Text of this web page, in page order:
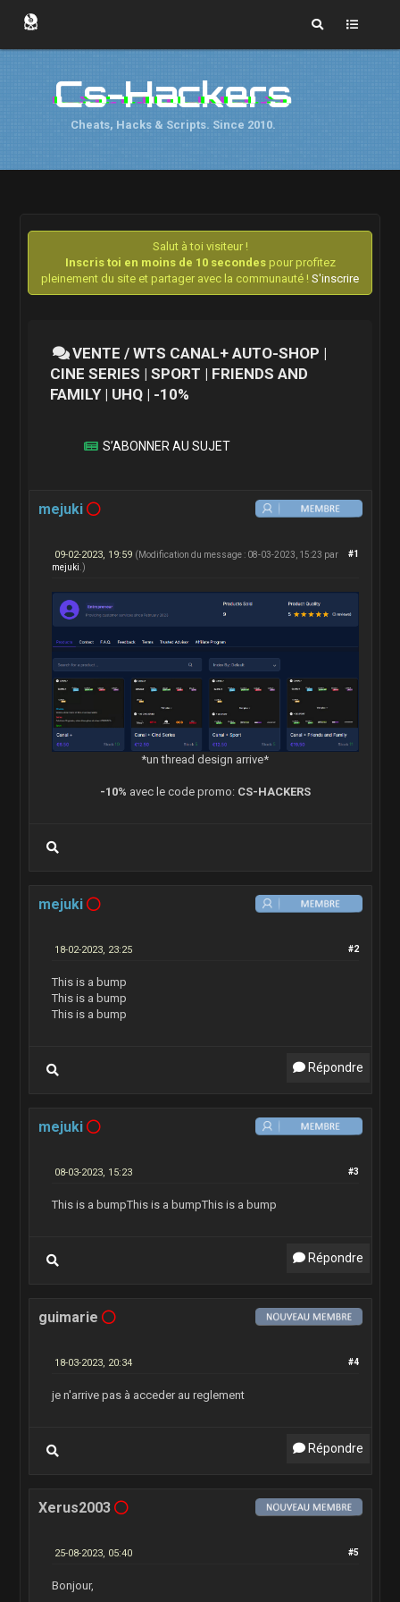
Cs-Hackers
Cheats, Hacks & Scripts. Since 2010.
Salut à toi visiteur !
Inscris toi en moins de 10 secondespour profitez
pleinement du site et partager avec la communauté ! S'inscrire
VENTE / WTS CANAL+ AUTO-SHOP |
CINE SERIES | SPORT | FRIENDS AND
FAMILY | UHQ | -10%
S’ABONNER AU SUJET
mejuki
#1
09-02-2023, 19:59 (Modification du message : 08-03-2023, 15:23 par
mejuki .)
*un thread design arrive*
-10% avec le code promo: CS-HACKERS
mejuki
#2
18-02-2023, 23:25
This is a bump
This is a bump
This is a bump
Répondre
mejuki
#3
08-03-2023, 15:23
This is a bumpThis is a bumpThis is a bump
Répondre
guimarie
#4
18-03-2023, 20:34
je n'arrive pas à acceder au reglement
Répondre
Xerus2003
#5
25-08-2023, 05:40
Bonjour,